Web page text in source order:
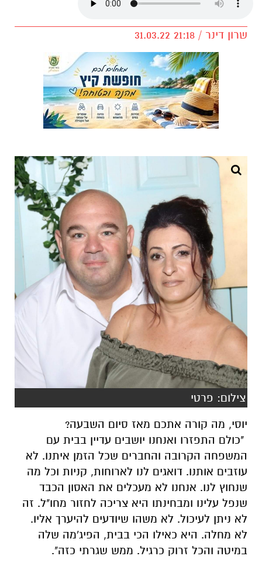
שרון דינר / 21:18 31.03.22
צילום: פרטי
יוסי, מה קורה אתכם מאז סיום השבעה?
"כולם התפזרו ואנחנו יושבים עדיין בבית עם
המשפחה הקרובה והחברים שכל הזמן איתנו. לא
עוזבים אותנו. דואגים לנו לארוחות, קניות וכל מה
שנחוץ לנו. אנחנו לא מעכלים את האסון הכבד
שנפל עלינו ומבחינתו היא צריכה לחזור מחו"ל. זה
לא ניתן לעיכול. לא משהו שיודעים להיערך אליו.
לא מחלה. היא כאילו הכי בבית, הפיג'מה שלה
במיטה והכל זרוק כרגיל. ממש שגרתי כזה".